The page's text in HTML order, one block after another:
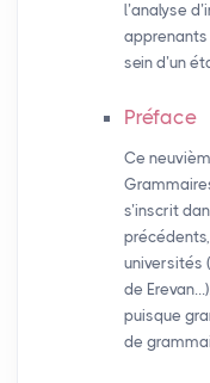
l’analyse
apprenants
sein d’un
Préface
Ce
s’inscrit
universités
de
puisque
de